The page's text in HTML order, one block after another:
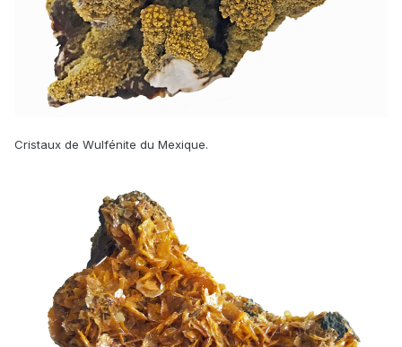
Cristaux de Wulfénite du Mexique.